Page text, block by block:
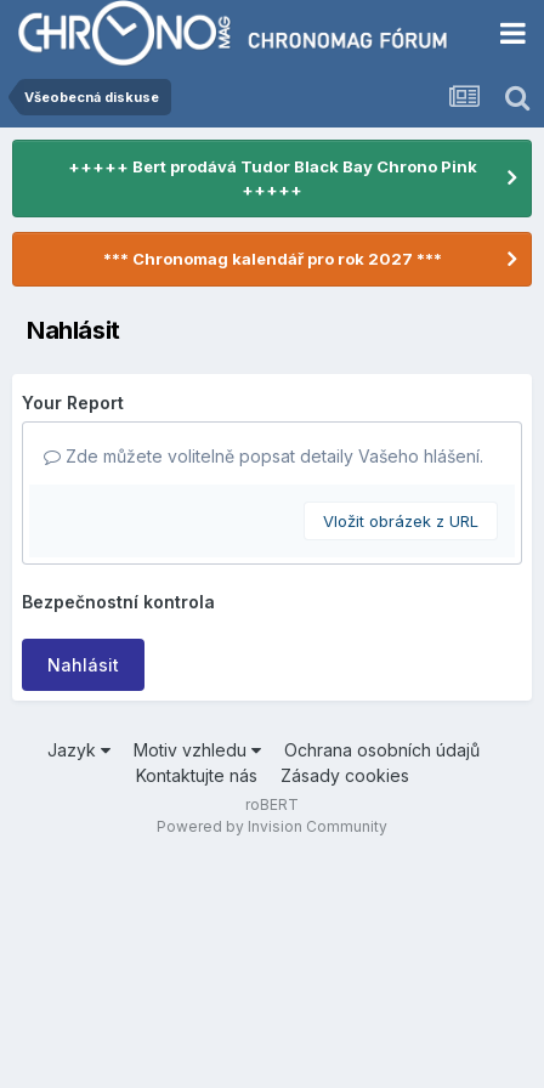
Všeobecná diskuse
+++++ Bert prodává Tudor Black Bay Chrono Pink
+++++
*** Chronomag kalendář pro rok 2027 ***
Nahlásit
Your Report
Zde můžete volitelně popsat detaily Vašeho hlášení.
Vložit obrázek z URL
Bezpečnostní kontrola
Nahlásit
Jazyk Motiv vzhledu
Ochrana osobních údajů
Kontaktujte nás
Zásady cookies
roBERT
Powered by Invision Community